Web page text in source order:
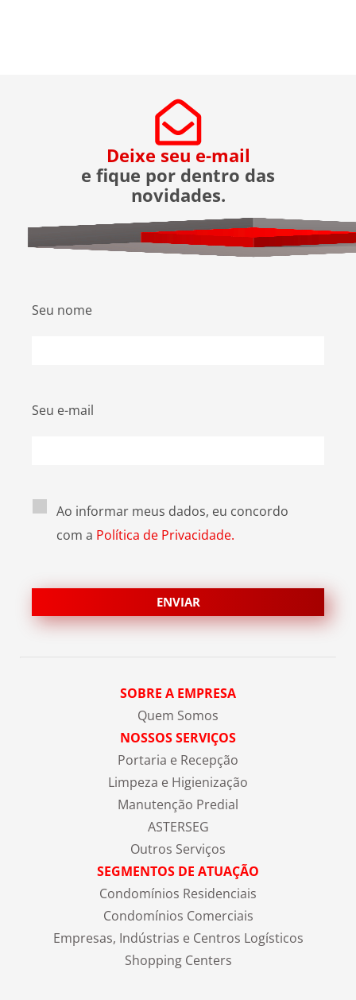
Deixe seu e-mail
e fique por dentro das
novidades.
Seu nome
Seu e-mail
Ao informar meus dados, eu concordo
com a Política de Privacidade.
SOBRE A EMPRESA
Quem Somos
NOSSOS SERVIÇOS
Portaria e Recepção
Limpeza e Higienização
Manutenção Predial
ASTERSEG
Outros Serviços
SEGMENTOS DE ATUAÇÃO
Condomínios Residenciais
Condomínios Comerciais
Empresas, Indústrias e Centros Logísticos
Shopping Centers